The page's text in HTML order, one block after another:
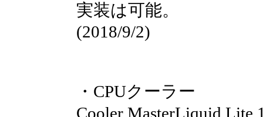
実装は可能。
(2018/9/2)
・CPUクーラー
Cooler MasterLiquid Lite